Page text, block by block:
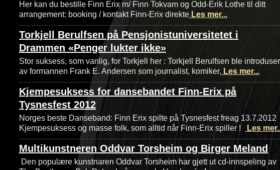
Her kan du bestille Finn Erix m/ Finn Tokvam og Odd-Erik Lothe til ditt
arrangement: booking / kontakt Finn-Erix direkte Les mer...
Torkjell Berulfsen på Pensjonistuniversitetet i
Drammen «Penger lukter ikke»
Stor suksess, som vanlig, for Torkjell her : Torkjell Berulfsen ble
av formannen Frank E. Andersen som journalist, komiker, Les mer...
Kjempesuksess for dansebandet Finn-Erix på
Tysnesfest 2012
Norges beste Danseband: Finn Erix spilte på Tysnesfest freag 13.7.2012
Kjempesuksess og masse folk, som alltid når Finn-Erix spiller !
Les
Multikunstneren Oddvar Torsheim og Birger Meland
Den populære kunstnaren Oddvar Torsheim har gjett ut cd-innspeling av